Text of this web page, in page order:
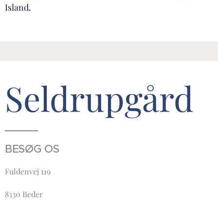
Island.
Seldrupgård
BESØG OS
Fuldenvej 119
8330 Beder